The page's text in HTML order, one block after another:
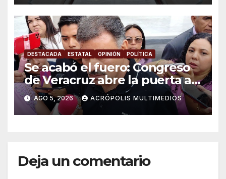
DESTACADA ESTATAL OPINIÓN POLÍTICA
Se acabó el fuero: Congreso
de Veracruz abre la puerta a
proceso penal contra alcalde
de Úrsulo Galván
AGO 5, 2026 ACRÓPOLIS MULTIMEDIOS
Deja un comentario